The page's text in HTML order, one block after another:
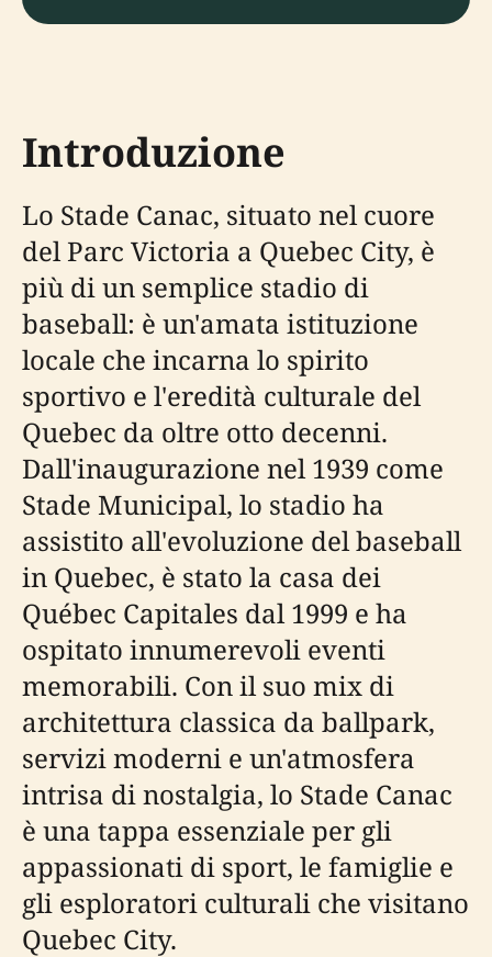
Introduzione
Lo Stade Canac, situato nel cuore
del Parc Victoria a Quebec City, è
più di un semplice stadio di
baseball: è un'amata istituzione
locale che incarna lo spirito
sportivo e l'eredità culturale del
Quebec da oltre otto decenni.
Dall'inaugurazione nel 1939 come
Stade Municipal, lo stadio ha
assistito all'evoluzione del baseball
in Quebec, è stato la casa dei
Québec Capitales dal 1999 e ha
ospitato innumerevoli eventi
memorabili. Con il suo mix di
architettura classica da ballpark,
servizi moderni e un'atmosfera
intrisa di nostalgia, lo Stade Canac
è una tappa essenziale per gli
appassionati di sport, le famiglie e
gli esploratori culturali che visitano
Quebec City.